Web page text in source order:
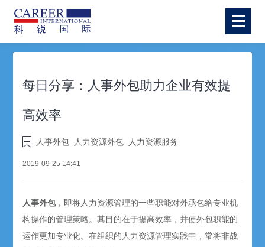
每日分享：人事外包助力企业有效提
高效率
人事外包 人力资源外包 人力资源服务
2019-09-25 14:41
人事外包，即将人力资源管理的一些职能对外承包给专业机
构操作的管理策略。其目的在于提高效率，并使外包职能的
运作更加专业化。在组织的人力资源管理实践中，常将非战